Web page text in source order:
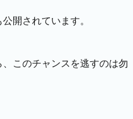
公開されています。
このチャンスを逃すのは勿